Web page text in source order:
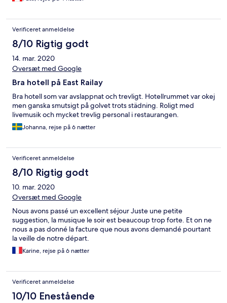
Verificeret anmeldelse
8/10 Rigtig godt
14. mar. 2020
Oversæt med Google
Bra hotell på East Railay
Bra hotell som var avslappnat och trevligt. Hotellrummet var okej
men ganska smutsigt på golvet trots städning. Roligt med
livemusik och mycket trevlig personal i restaurangen.
Johanna, rejse på 6 nætter
Verificeret anmeldelse
8/10 Rigtig godt
10. mar. 2020
Oversæt med Google
Nous avons passé un excellent séjour Juste une petite
suggestion, la musique le soir est beaucoup trop forte. Et on ne
nous a pas donné la facture que nous avons demandé pourtant
la veille de notre départ.
Karine, rejse på 6 nætter
Verificeret anmeldelse
10/10 Enestående